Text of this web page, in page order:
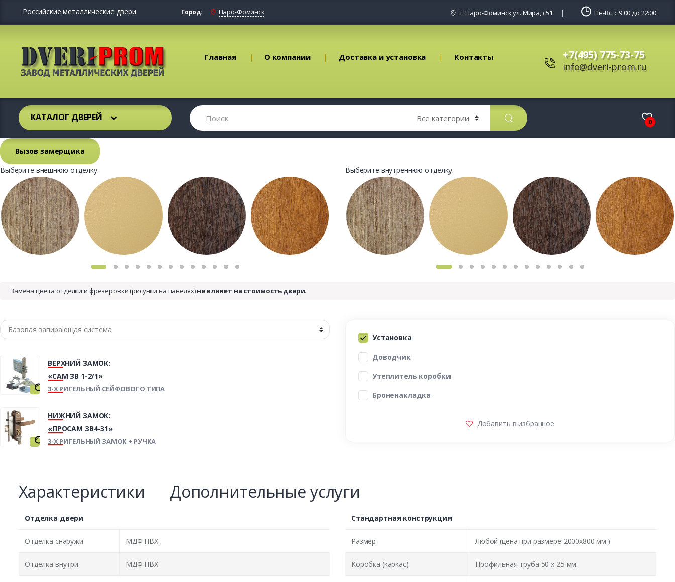
Российские металлические двери Город: Наро-Фоминск г. Наро-Фоминск ул. Мира, с51 Пн-Вс: с 9:00 до 22:00
Главная О компании Доставка и установка Контакты +7(495) 775-73-75
info@dveri-prom.ru
КАТАЛОГ ДВЕРЕЙ 0
Вызов замерщика
Выберите внешнюю отделку:
Выберите внутреннюю отделку:
Замена цвета отделки и фрезеровки (рисунки на панелях)не влияет на стоимость двери.
ВЕРХНИЙ ЗАМОК:
«САМ ЗВ 1-2/1»
3-Х РИГЕЛЬНЫЙ СЕЙФОВОГО ТИПА
НИЖНИЙ ЗАМОК:
«ПРОСАМ ЗВ4-31»
3-Х РИГЕЛЬНЫЙ ЗАМОК + РУЧКА
Установка
Доводчик
Утеплитель коробки
Броненакладка
Добавить в избранное
Характеристики Дополнительные услуги
Отделка двери
Отделка снаружи МДФ ПВХ
Отделка внутри МДФ ПВХ
Стандартная конструкция
Размер Любой (цена при размере 2000x800 мм.)
Коробка (каркас) Профильная труба 50 х 25 мм.